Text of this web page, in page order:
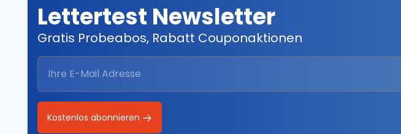
Lettertest Newsletter
Gratis Probeabos, Rabatt Couponaktionen
Kostenlos abonnieren